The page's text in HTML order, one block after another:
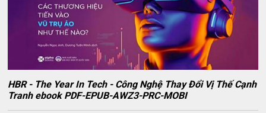
HBR - The Year In Tech - Công Nghệ Thay Đổi Vị Thế Cạnh
Tranh ebook PDF-EPUB-AWZ3-PRC-MOBI